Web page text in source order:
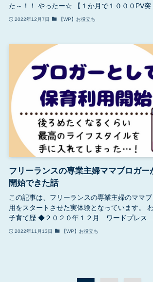
た～！！ やったー☆ 【１か月で１０００PV突...
2022年12月7日 【WP】お役立ち
フリーランスの専業主婦ママブロガー
開始できた話
この記事は、フリーランスの専業主婦のママ
用をスタートさせた実体験となっています。
子育て歴 ◆２０２０年１２月 ワードプレス...
2022年11月13日 【WP】お役立ち